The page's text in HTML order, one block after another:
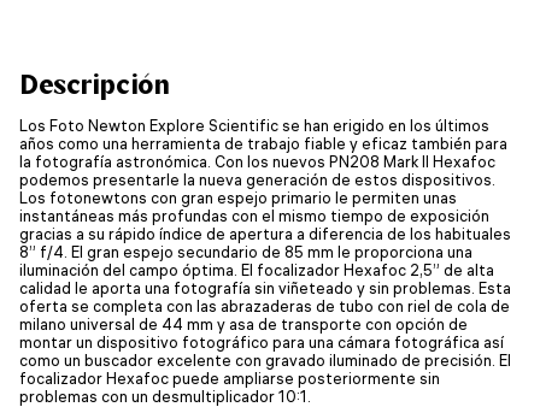
Descripción
Los Foto Newton Explore Scientific se han erigido en los últimos
años como una herramienta de trabajo fiable y eficaz también para
la fotografía astronómica. Con los nuevos PN208 Mark II Hexafoc
podemos presentarle la nueva generación de estos dispositivos.
Los fotonewtons con gran espejo primario le permiten unas
instantáneas más profundas con el mismo tiempo de exposición
gracias a su rápido índice de apertura a diferencia de los habituales
8” f/4. El gran espejo secundario de 85 mm le proporciona una
iluminación del campo óptima. El focalizador Hexafoc 2,5” de alta
calidad le aporta una fotografía sin viñeteado y sin problemas. Esta
oferta se completa con las abrazaderas de tubo con riel de cola de
milano universal de 44 mm y asa de transporte con opción de
montar un dispositivo fotográfico para una cámara fotográfica así
como un buscador excelente con gravado iluminado de precisión. El
focalizador Hexafoc puede ampliarse posteriormente sin
problemas con un desmultiplicador 10:1.